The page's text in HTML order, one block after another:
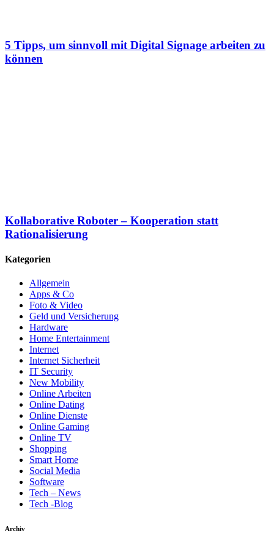
5 Tipps, um sinnvoll mit Digital Signage arbeiten zu
können
Kollaborative Roboter – Kooperation statt
Rationalisierung
Kategorien
Allgemein
Apps & Co
Foto & Video
Geld und Versicherung
Hardware
Home Entertainment
Internet
Internet Sicherheit
IT Security
New Mobility
Online Arbeiten
Online Dating
Online Dienste
Online Gaming
Online TV
Shopping
Smart Home
Social Media
Software
Tech – News
Tech -Blog
Archiv